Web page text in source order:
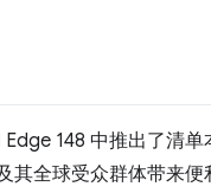
148 中推出了清
全球受众群体带来便